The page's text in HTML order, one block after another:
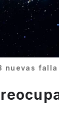
nuevas